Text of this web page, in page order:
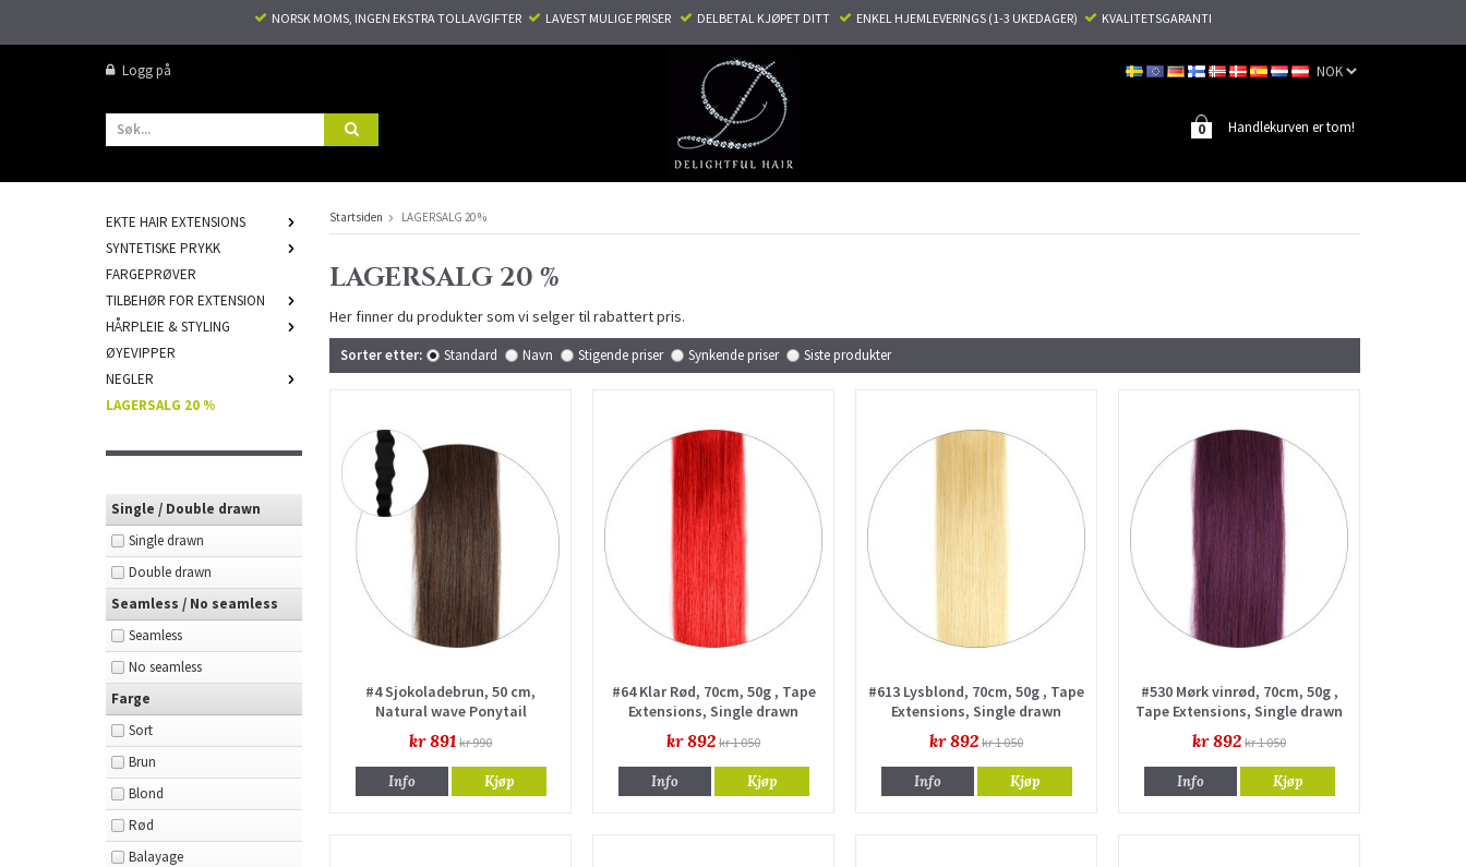
NORSK MOMS, INGEN EKSTRA TOLLAVGIFTER ​ ​ LAVEST MULIGE PRISER ​ DELBETAL KJØPET DITT ​ ENKEL HJEMLEVERINGS (1-3 UKEDAGER) KVALITETSGARANTI
Logg på
Handlekurven er tom!
0
EKTE HAIR EXTENSIONS
SYNTETISKE PRYKK
FARGEPRØVER
TILBEHØR FOR EXTENSION
HÅRPLEIE & STYLING
ØYEVIPPER
NEGLER
LAGERSALG 20 %
Single / Double drawn
Single drawn
Double drawn
Seamless / No seamless
Seamless
No seamless
Farge
Sort
Brun
Blond
Rød
Balayage
Startsiden LAGERSALG 20 %
LAGERSALG 20 %
Her finner du produkter som vi selger til rabattert pris.
Sorter etter: Standard Navn Stigende priser Synkende priser Siste produkter
#4 Sjokoladebrun, 50 cm,
Natural wave Ponytail
kr 891 kr 990
Info Kjøp
#64 Klar Rød, 70cm, 50g , Tape
Extensions, Single drawn
kr 892 kr 1 050
Info Kjøp
#613 Lysblond, 70cm, 50g , Tape
Extensions, Single drawn
kr 892 kr 1 050
Info Kjøp
#530 Mørk vinrød, 70cm, 50g ,
Tape Extensions, Single drawn
kr 892 kr 1 050
Info Kjøp